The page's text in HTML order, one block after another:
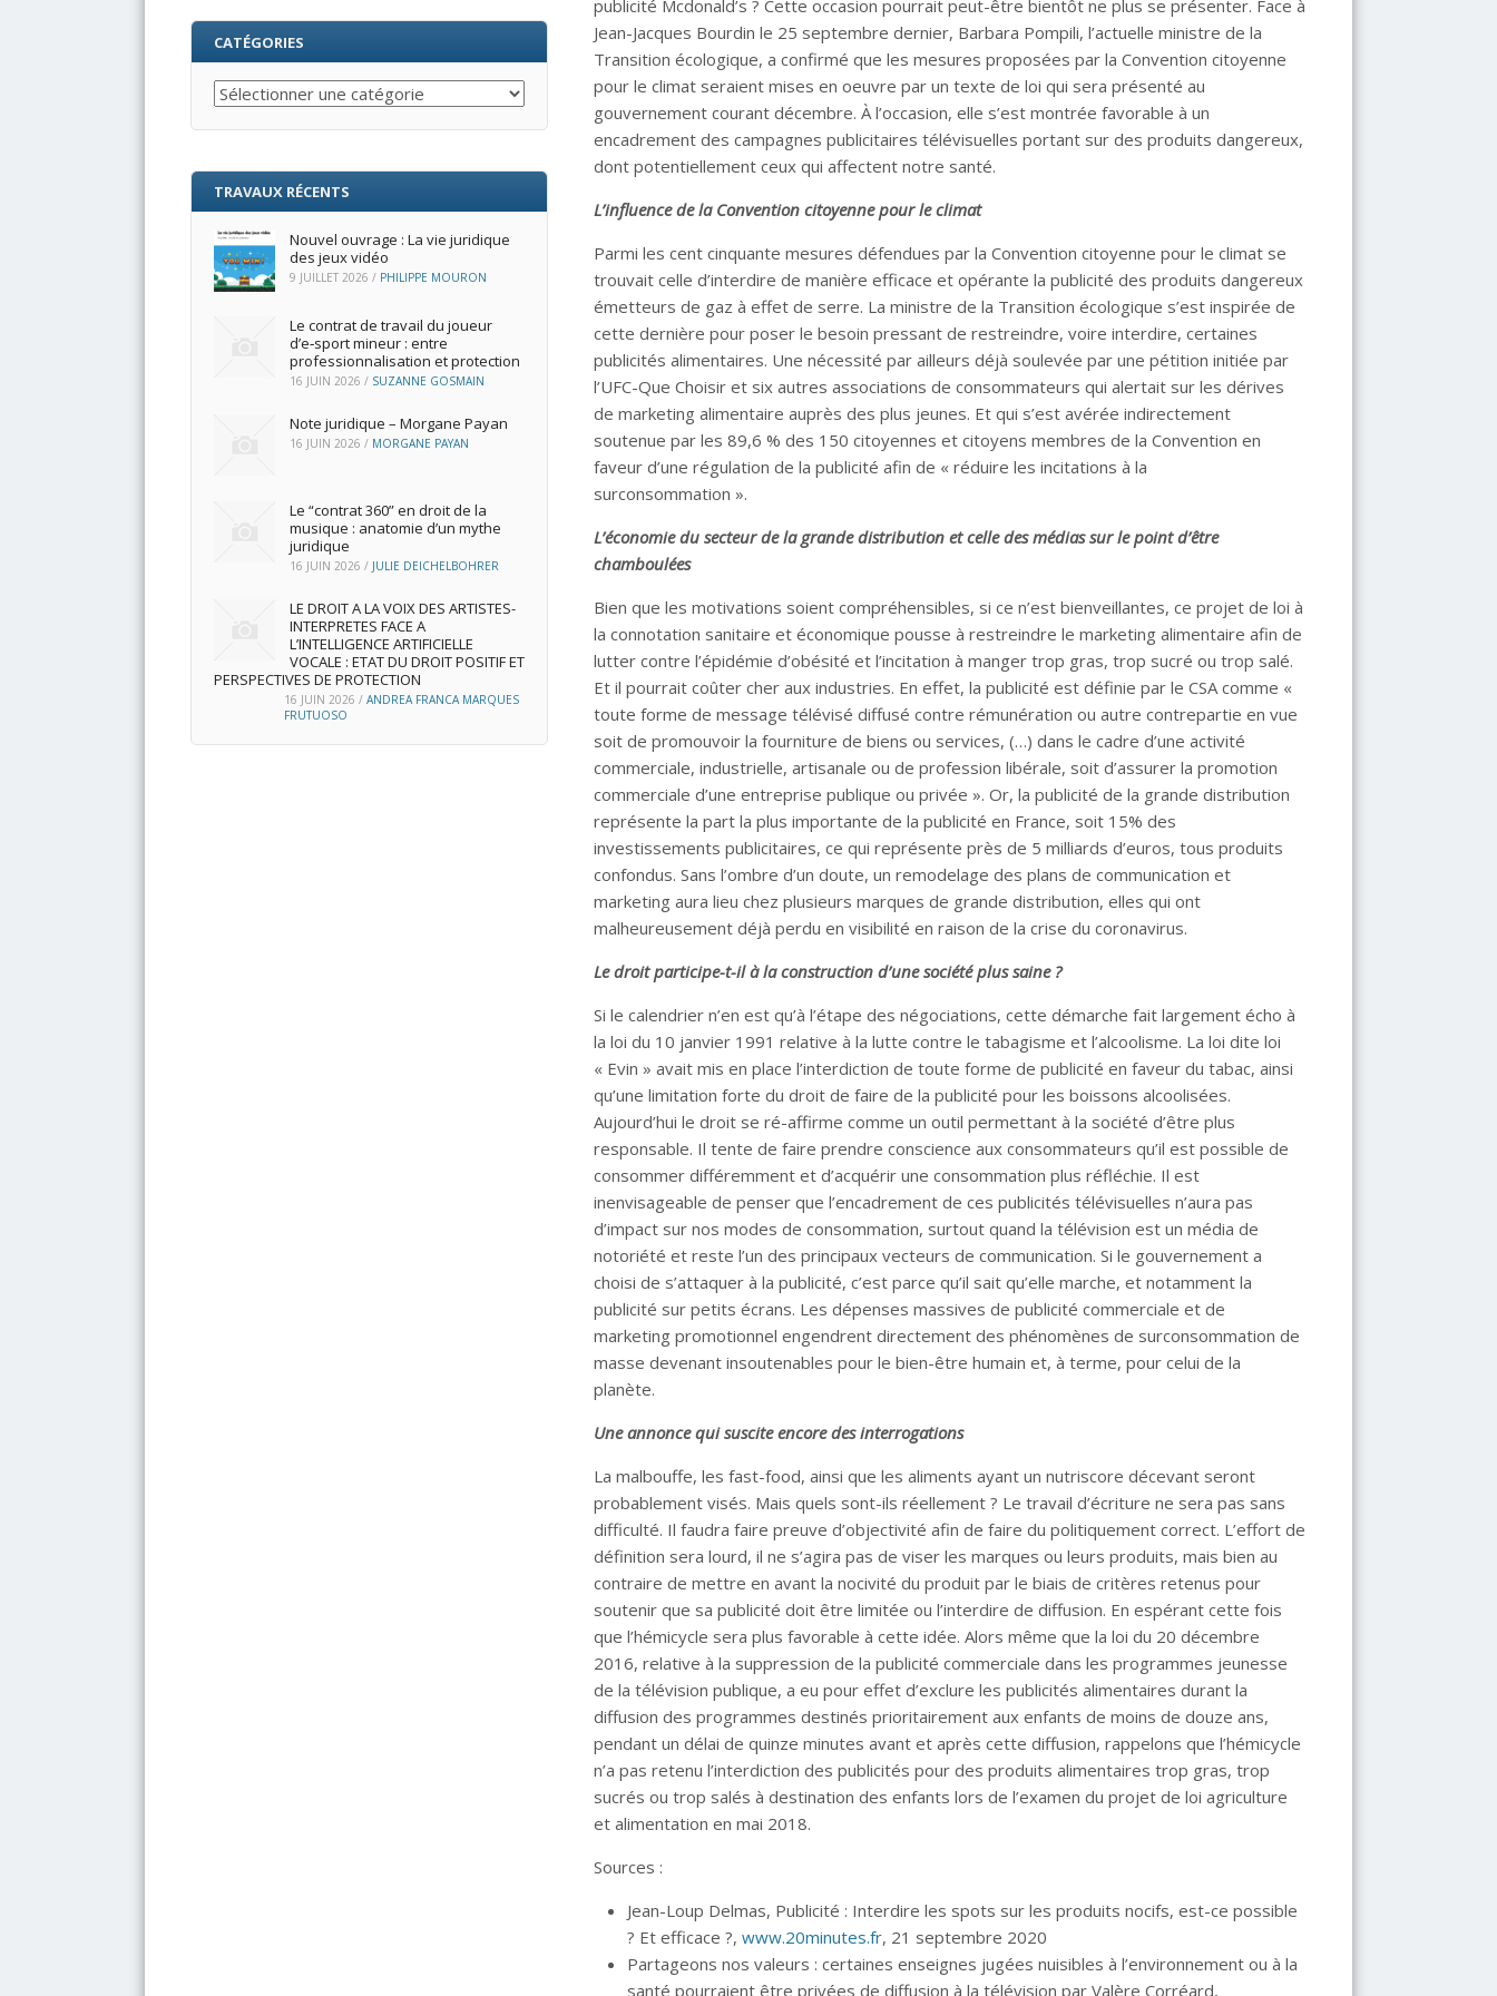
publicité Mcdonald’s ? Cette occasion pourrait peut-être bientôt ne plus se présenter. Face à
Jean-Jacques Bourdin le 25 septembre dernier, Barbara Pompili, l’actuelle ministre de la
Transition écologique, a confirmé que les mesures proposées par la Convention citoyenne
pour le climat seraient mises en oeuvre par un texte de loi qui sera présenté au
gouvernement courant décembre. À l’occasion, elle s’est montrée favorable à un
encadrement des campagnes publicitaires télévisuelles portant sur des produits dangereux,
dont potentiellement ceux qui affectent notre santé.
L’influence de la Convention citoyenne pour le climat
Parmi les cent cinquante mesures défendues par la Convention citoyenne pour le climat se
trouvait celle d’interdire de manière efficace et opérante la publicité des produits dangereux
émetteurs de gaz à effet de serre. La ministre de la Transition écologique s’est inspirée de
cette dernière pour poser le besoin pressant de restreindre, voire interdire, certaines
publicités alimentaires. Une nécessité par ailleurs déjà soulevée par une pétition initiée par
l’UFC-Que Choisir et six autres associations de consommateurs qui alertait sur les dérives
de marketing alimentaire auprès des plus jeunes. Et qui s’est avérée indirectement
soutenue par les 89,6 % des 150 citoyennes et citoyens membres de la Convention en
faveur d’une régulation de la publicité afin de « réduire les incitations à la
surconsommation ».
L’économie du secteur de la grande distribution et celle des médias sur le point d’être
chamboulées
Bien que les motivations soient compréhensibles, si ce n’est bienveillantes, ce projet de loi à
la connotation sanitaire et économique pousse à restreindre le marketing alimentaire afin de
lutter contre l’épidémie d’obésité et l’incitation à manger trop gras, trop sucré ou trop salé.
Et il pourrait coûter cher aux industries. En effet, la publicité est définie par le CSA comme «
toute forme de message télévisé diffusé contre rémunération ou autre contrepartie en vue
soit de promouvoir la fourniture de biens ou services, (…) dans le cadre d’une activité
commerciale, industrielle, artisanale ou de profession libérale, soit d’assurer la promotion
commerciale d’une entreprise publique ou privée ». Or, la publicité de la grande distribution
représente la part la plus importante de la publicité en France, soit 15% des
investissements publicitaires, ce qui représente près de 5 milliards d’euros, tous produits
confondus. Sans l’ombre d’un doute, un remodelage des plans de communication et
marketing aura lieu chez plusieurs marques de grande distribution, elles qui ont
malheureusement déjà perdu en visibilité en raison de la crise du coronavirus.
Le droit participe-t-il à la construction d’une société plus saine ?
Si le calendrier n’en est qu’à l’étape des négociations, cette démarche fait largement écho à
la loi du 10 janvier 1991 relative à la lutte contre le tabagisme et l’alcoolisme. La loi dite loi
« Evin » avait mis en place l’interdiction de toute forme de publicité en faveur du tabac, ainsi
qu’une limitation forte du droit de faire de la publicité pour les boissons alcoolisées.
Aujourd’hui le droit se ré-affirme comme un outil permettant à la société d’être plus
responsable. Il tente de faire prendre conscience aux consommateurs qu’il est possible de
consommer différemment et d’acquérir une consommation plus réfléchie. Il est
inenvisageable de penser que l’encadrement de ces publicités télévisuelles n’aura pas
d’impact sur nos modes de consommation, surtout quand la télévision est un média de
notoriété et reste l’un des principaux vecteurs de communication. Si le gouvernement a
choisi de s’attaquer à la publicité, c’est parce qu’il sait qu’elle marche, et notamment la
publicité sur petits écrans. Les dépenses massives de publicité commerciale et de
marketing promotionnel engendrent directement des phénomènes de surconsommation de
masse devenant insoutenables pour le bien-être humain et, à terme, pour celui de la
planète.
Une annonce qui suscite encore des interrogations
La malbouffe, les fast-food, ainsi que les aliments ayant un nutriscore décevant seront
probablement visés. Mais quels sont-ils réellement ? Le travail d’écriture ne sera pas sans
difficulté. Il faudra faire preuve d’objectivité afin de faire du politiquement correct. L’effort de
définition sera lourd, il ne s’agira pas de viser les marques ou leurs produits, mais bien au
contraire de mettre en avant la nocivité du produit par le biais de critères retenus pour
soutenir que sa publicité doit être limitée ou l’interdire de diffusion. En espérant cette fois
que l’hémicycle sera plus favorable à cette idée. Alors même que la loi du 20 décembre
2016, relative à la suppression de la publicité commerciale dans les programmes jeunesse
de la télévision publique, a eu pour effet d’exclure les publicités alimentaires durant la
diffusion des programmes destinés prioritairement aux enfants de moins de douze ans,
pendant un délai de quinze minutes avant et après cette diffusion, rappelons que l’hémicycle
n’a pas retenu l’interdiction des publicités pour des produits alimentaires trop gras, trop
sucrés ou trop salés à destination des enfants lors de l’examen du projet de loi agriculture
et alimentation en mai 2018.
Sources :
Jean-Loup Delmas, Publicité : Interdire les spots sur les produits nocifs, est-ce possible
? Et efficace ?, www.20minutes.fr, 21 septembre 2020
Partageons nos valeurs : certaines enseignes jugées nuisibles à l’environnement ou à la
santé pourraient être privées de diffusion à la télévision par Valère Corréard,
CATÉGORIES
Catégories
TRAVAUX RÉCENTS
Nouvel ouvrage : La vie juridique
des jeux vidéo
9 JUILLET 2026 / PHILIPPE MOURON
Le contrat de travail du joueur
d’e‑sport mineur : entre
professionnalisation et protection
16 JUIN 2026 / SUZANNE GOSMAIN
Note juridique – Morgane Payan
16 JUIN 2026 / MORGANE PAYAN
Le “contrat 360” en droit de la
musique : anatomie d’un mythe
juridique
16 JUIN 2026 / JULIE DEICHELBOHRER
LE DROIT A LA VOIX DES ARTISTES-
INTERPRETES FACE A
L’INTELLIGENCE ARTIFICIELLE
VOCALE : ETAT DU DROIT POSITIF ET
PERSPECTIVES DE PROTECTION
16 JUIN 2026 / ANDREA FRANCA MARQUES
FRUTUOSO